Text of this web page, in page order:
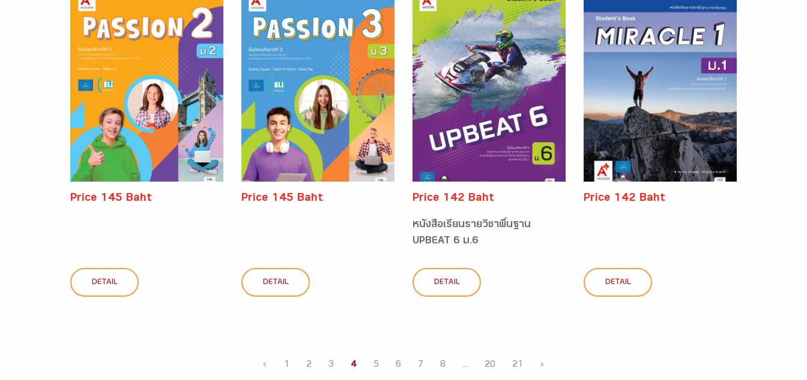
Price 145 Baht
DETAIL
Price 145 Baht
DETAIL
Price 142 Baht
หนังสือเรียนรายวิชาพื้นฐาน
UPBEAT 6 ม.6
DETAIL
Price 142 Baht
DETAIL
‹ 1 2 3 4 5 6 7 8 ... 20 21 ›